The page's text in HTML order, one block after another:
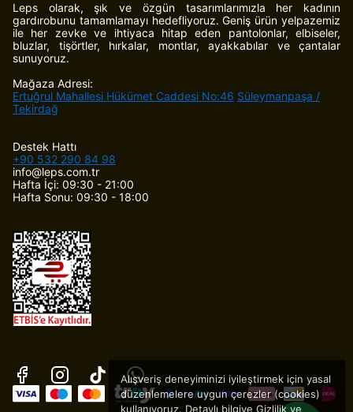
Alışveriş deneyiminizi iyileştirmek için yasal
düzenlemelere uygun çerezler (cookies)
kullanıyoruz. Detaylı bilgiye Gizlilik ve
Leps olarak, şık ve özgün tasarımlarımızla her kadının
gardırobunu tamamlamayı hedefliyoruz. Geniş ürün yelpazemiz
ile her zevke ve ihtiyaca hitap eden pantolonlar, elbiseler,
bluzlar, tişörtler, hırkalar, montlar, ayakkabılar ve çantalar
sunuyoruz.
Mağaza Adresi:
Ertuğrul Mahallesi Hükümet Caddesi No:46 Süleymanpaşa /
Tekirdağ
Destek Hattı
+90 532 290 84 98
info@leps.com.tr
Hafta İçi: 09:30 - 21:00
Hafta Sonu: 09:30 - 18:00